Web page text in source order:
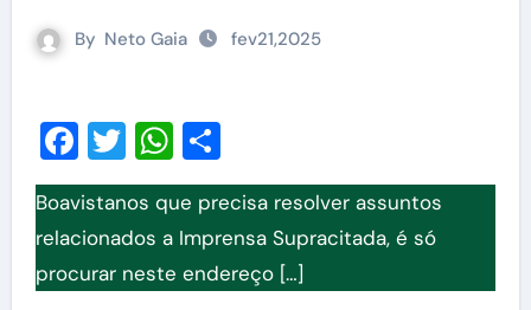
By Neto Gaia fev21,2025
Facebook
TwitterWhatsApp
Share
Boavistanos que precisa resolver assuntos
relacionados a Imprensa Supracitada, é só
procurar neste endereço […]